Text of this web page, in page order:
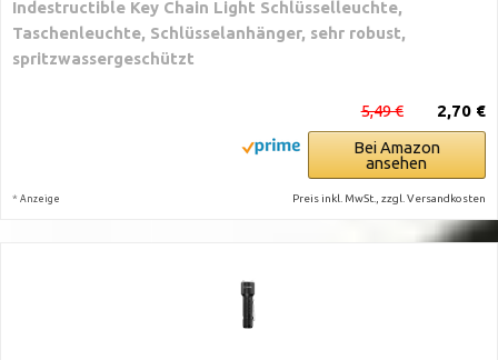
Indestructible Key Chain Light Schlüsselleuchte,
Taschenleuchte, Schlüsselanhänger, sehr robust,
spritzwassergeschützt
2,70 €
5,49 €
Bei Amazon
ansehen
* Anzeige Preis inkl. MwSt., zzgl. Versandkosten